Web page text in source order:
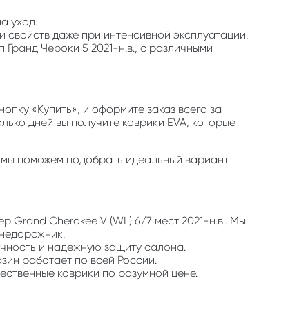
уход.
даже при интенсивной эксплуатации.
Чероки 5 2021-н.в., с различными
«Купить», и оформите заказ всего за
дней вы получите коврики EVA, которые
мы поможем подобрать идеальный вариант
Grand Cherokee V (WL) 6/7 мест 2021-н.в.. Мы
и надежную защиту салона.
работает по всей России.
коврики по разумной цене.